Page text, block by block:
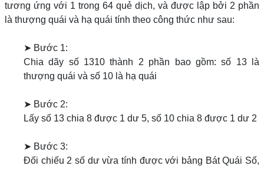
tương ứng với 1 trong 64 quẻ dịch, và được lập bởi 2 phần
là thượng quái và hạ quái tính theo công thức như sau:
➤ Bước 1:
Chia dãy số 1310 thành 2 phần bao gồm: số 13 là
thượng quái và số 10 là hạ quái
➤ Bước 2:
Lấy số 13 chia 8 được 1 dư 5, số 10 chia 8 được 1 dư 2
➤ Bước 3:
Đối chiếu 2 số dư vừa tính được với bảng Bát Quái Số,